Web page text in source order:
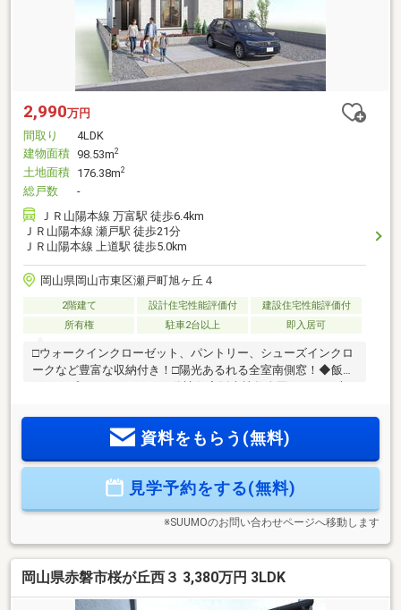
2,990万円
間取り
4LDK
建物面積 98.53m2
土地面積 176.38m2
総戸数
-
ＪＲ山陽本線 万富駅 徒歩6.4km
ＪＲ山陽本線 瀬戸駅 徒歩21分
ＪＲ山陽本線 上道駅 徒歩5.0km
岡山県岡山市東区瀬戸町旭ヶ丘４
2階建て 設計住宅性能評価付
建設住宅性能評価付
所有権
駐車2台以上 即入居可
□ウォークインクローゼット、パントリー、シューズインクロ
ークなど豊富な収納付き！□陽光あるれる全室南側窓！◆飯田
ーサービス6ヶ月目と2年目の無料定期点検！5年目と10年目の
無料診断！延長制度により最長35年の長期保証も可！◆IDS工
ます。◆住宅性能評価書耐震を含む6項目にて最高等級を取
資料をもらう(無料)
見学予約をする(無料)
※SUUMOのお問い合わせページへ移動します
岡山県赤磐市桜が丘西３ 3,380万円 3LDK